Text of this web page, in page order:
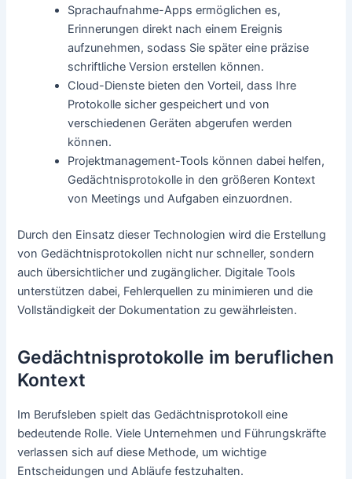
Sprachaufnahme-Apps ermöglichen es,
Erinnerungen direkt nach einem Ereignis
aufzunehmen, sodass Sie später eine präzise
schriftliche Version erstellen können.
Cloud-Dienste bieten den Vorteil, dass Ihre
Protokolle sicher gespeichert und von
verschiedenen Geräten abgerufen werden
können.
Projektmanagement-Tools können dabei helfen,
Gedächtnisprotokolle in den größeren Kontext
von Meetings und Aufgaben einzuordnen.
Durch den Einsatz dieser Technologien wird die Erstellung
von Gedächtnisprotokollen nicht nur schneller, sondern
auch übersichtlicher und zugänglicher. Digitale Tools
unterstützen dabei, Fehlerquellen zu minimieren und die
Vollständigkeit der Dokumentation zu gewährleisten.
Gedächtnisprotokolle im beruflichen
Kontext
Im Berufsleben spielt das Gedächtnisprotokoll eine
bedeutende Rolle. Viele Unternehmen und Führungskräfte
verlassen sich auf diese Methode, um wichtige
Entscheidungen und Abläufe festzuhalten.